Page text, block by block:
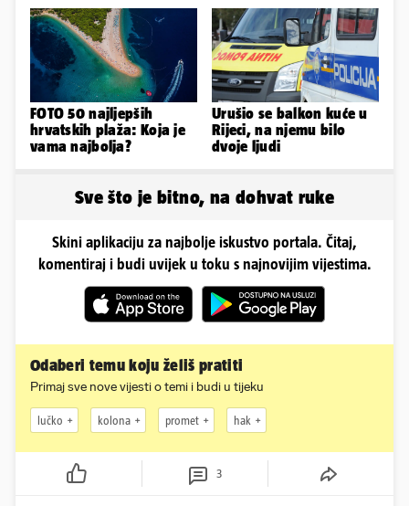
Instagram
svijet
FOTO 50 najljepših
hrvatskih plaža: Koja je
vama najbolja?
Urušio se balkon kuće u
Rijeci, na njemu bilo
dvoje ljudi
Sve što je bitno, na dohvat ruke
Skini aplikaciju za najbolje iskustvo portala. Čitaj,
komentiraj i budi uvijek u toku s najnovijim vijestima.
Odaberi temu koju želiš pratiti
Primaj sve nove vijesti o temi i budi u tijeku
lučko kolona promet hak
3